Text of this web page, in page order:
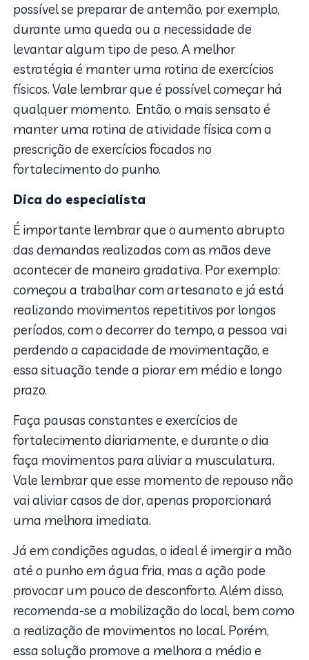
possível se preparar de antemão, por exemplo,
durante uma queda ou a necessidade de
levantar algum tipo de peso. A melhor
estratégia é manter uma rotina de exercícios
físicos. Vale lembrar que é possível começar há
qualquer momento. Então, o mais sensato é
manter uma rotina de atividade física com a
prescrição de exercícios focados no
fortalecimento do punho.
Dica do especialista
É importante lembrar que o aumento abrupto
das demandas realizadas com as mãos deve
acontecer de maneira gradativa. Por exemplo:
começou a trabalhar com artesanato e já está
realizando movimentos repetitivos por longos
períodos, com o decorrer do tempo, a pessoa vai
perdendo a capacidade de movimentação, e
essa situação tende a piorar em médio e longo
prazo.
Faça pausas constantes e exercícios de
fortalecimento diariamente, e durante o dia
faça movimentos para aliviar a musculatura.
Vale lembrar que esse momento de repouso não
vai aliviar casos de dor, apenas proporcionará
uma melhora imediata.
Já em condições agudas, o ideal é imergir a mão
até o punho em água fria, mas a ação pode
provocar um pouco de desconforto. Além disso,
recomenda-se a mobilização do local, bem como
a realização de movimentos no local. Porém,
essa solução promove a melhora a médio e